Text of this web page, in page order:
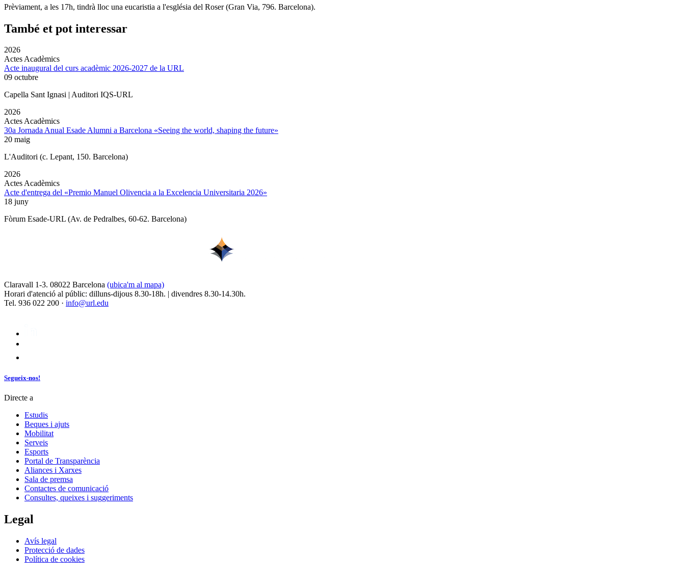
Prèviament, a les 17h, tindrà lloc una eucaristia a l'església del Roser (Gran Via, 796. Barcelona).
També et pot interessar
2026
Actes Acadèmics
Acte inaugural del curs acadèmic 2026-2027 de la URL
09 octubre
Capella Sant Ignasi | Auditori IQS-URL
2026
Actes Acadèmics
30a Jornada Anual Esade Alumni a Barcelona «Seeing the world, shaping the future»
20 maig
L'Auditori (c. Lepant, 150. Barcelona)
2026
Actes Acadèmics
Acte d'entrega del «Premio Manuel Olivencia a la Excelencia Universitaria 2026»
18 juny
Fòrum Esade-URL (Av. de Pedralbes, 60-62. Barcelona)
Claravall 1-3. 08022 Barcelona (ubica'm al mapa)
Horari d'atenció al públic: dilluns-dijous 8.30-18h. | divendres 8.30-14.30h.
Tel. 936 022 200 · info@url.edu
Segueix-nos!
Directe a
Estudis
Beques i ajuts
Mobilitat
Serveis
Esports
Portal de Transparència
Aliances i Xarxes
Sala de premsa
Contactes de comunicació
Consultes, queixes i suggeriments
Legal
Avís legal
Protecció de dades
Política de cookies